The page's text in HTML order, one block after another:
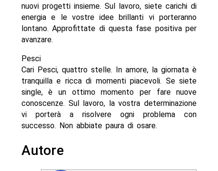
nuovi progetti insieme. Sul lavoro, siete carichi di
energia e le vostre idee brillanti vi porteranno
lontano. Approfittate di questa fase positiva per
avanzare.
Pesci
Cari Pesci, quattro stelle. In amore, la giornata è
tranquilla e ricca di momenti piacevoli. Se siete
single, è un ottimo momento per fare nuove
conoscenze. Sul lavoro, la vostra determinazione
vi porterà a risolvere ogni problema con
successo. Non abbiate paura di osare.
Autore